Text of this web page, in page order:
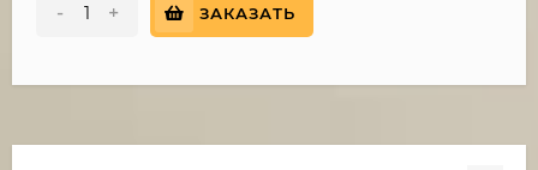
- + ЗАКАЗАТЬ